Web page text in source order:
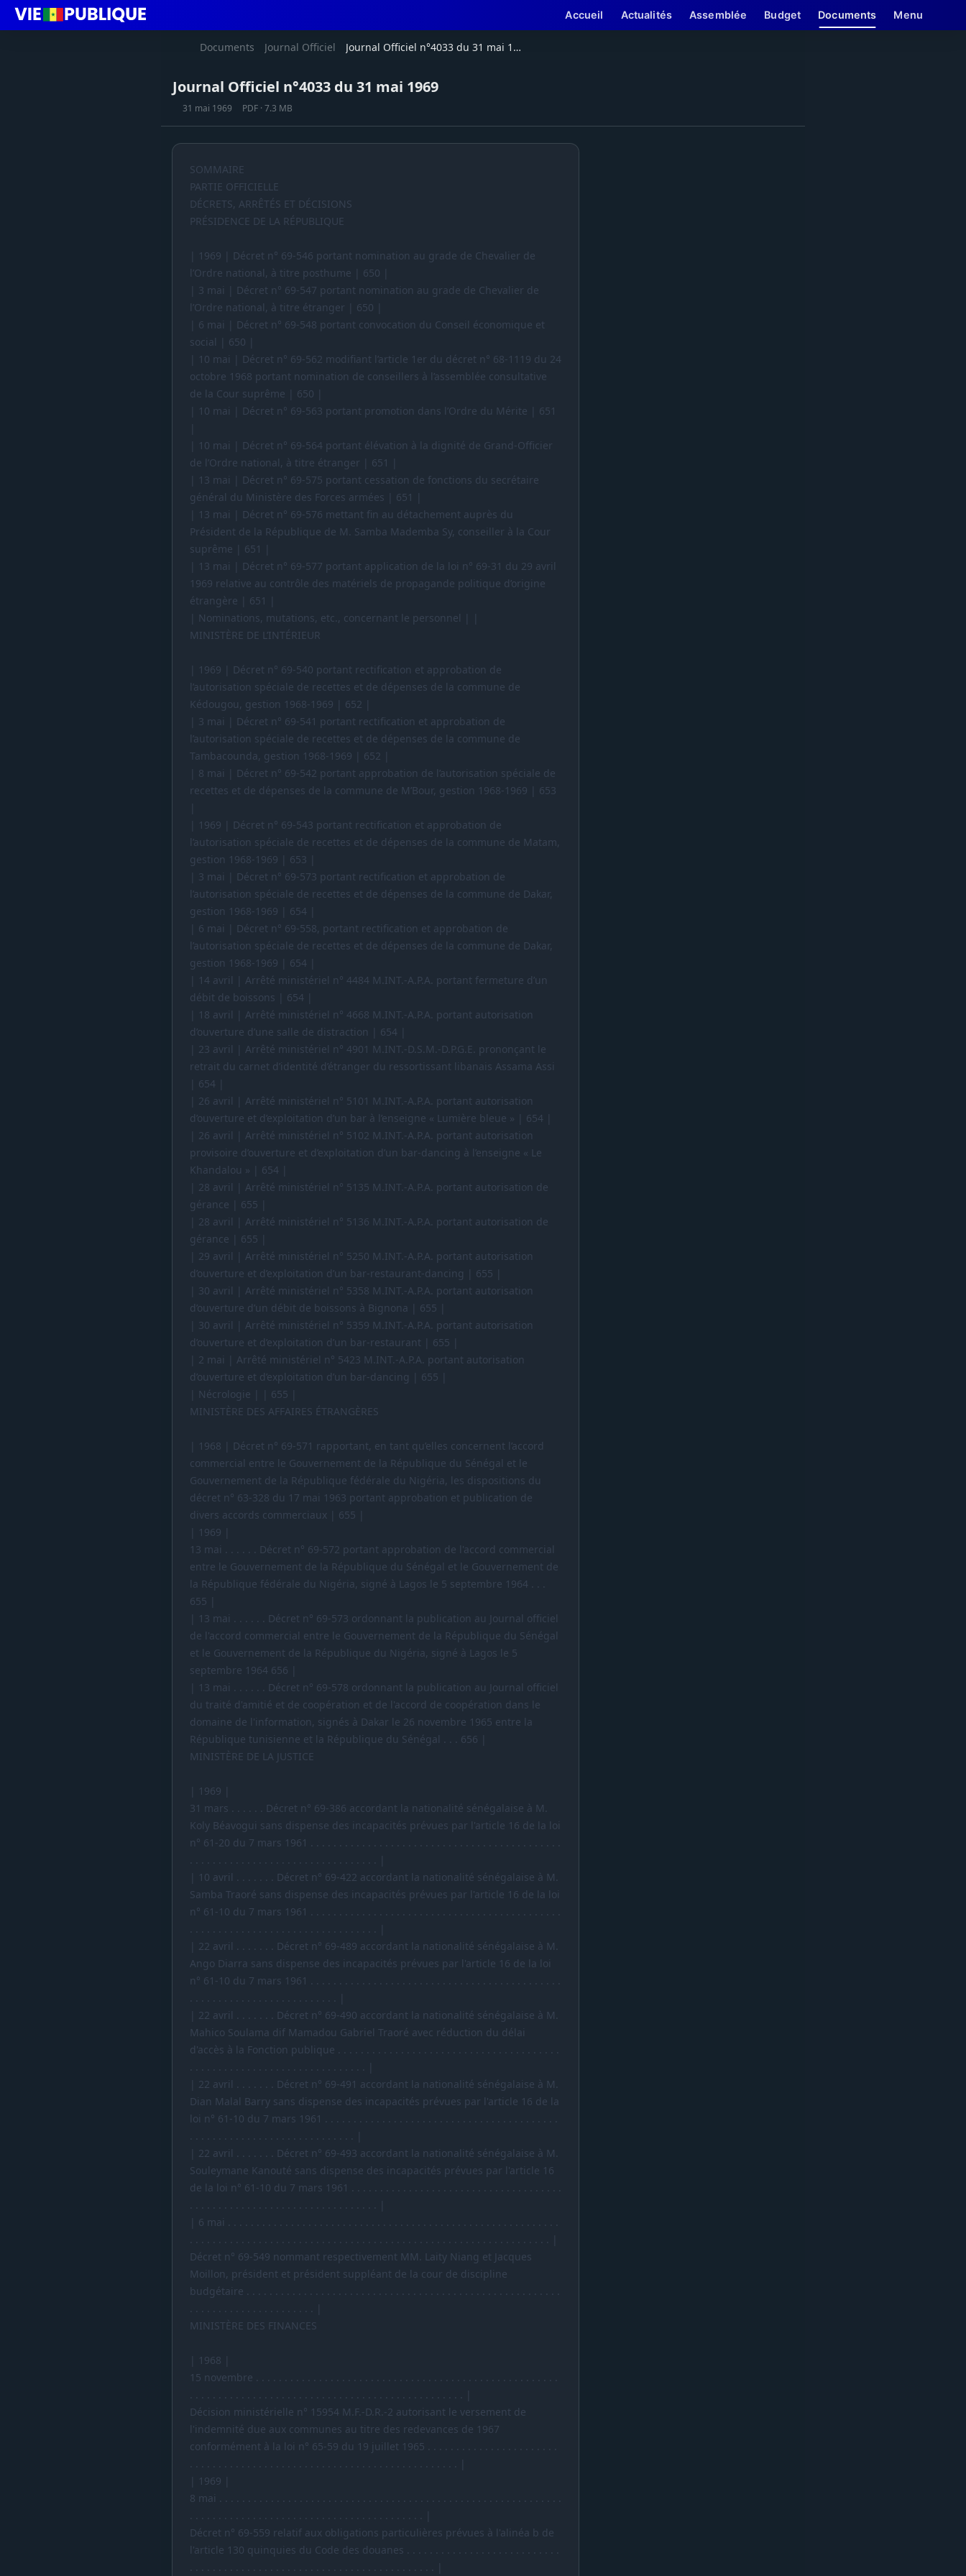
Accueil Actualités Assemblée Budget Documents Menu
Documents Journal Officiel Journal Officiel n°4033 du 31 mai 1969
Journal Officiel n°4033 du 31 mai 1969
31 mai 1969 PDF · 7.3 MB
SOMMAIRE
PARTIE OFFICIELLE
DÉCRETS, ARRÊTÉS ET DÉCISIONS
PRÉSIDENCE DE LA RÉPUBLIQUE
| 1969 | Décret n° 69-546 portant nomination au grade de Chevalier de
l’Ordre national, à titre posthume | 650 |
| 3 mai | Décret n° 69-547 portant nomination au grade de Chevalier de
l’Ordre national, à titre étranger | 650 |
| 6 mai | Décret n° 69-548 portant convocation du Conseil économique et
social | 650 |
| 10 mai | Décret n° 69-562 modifiant l’article 1er du décret n° 68-1119 du 24
octobre 1968 portant nomination de conseillers à l’assemblée consultative
de la Cour suprême | 650 |
| 10 mai | Décret n° 69-563 portant promotion dans l’Ordre du Mérite | 651
| 10 mai | Décret n° 69-564 portant élévation à la dignité de Grand-Officier
de l’Ordre national, à titre étranger | 651 |
| 13 mai | Décret n° 69-575 portant cessation de fonctions du secrétaire
général du Ministère des Forces armées | 651 |
| 13 mai | Décret n° 69-576 mettant fin au détachement auprès du
Président de la République de M. Samba Mademba Sy, conseiller à la Cour
suprême | 651 |
| 13 mai | Décret n° 69-577 portant application de la loi n° 69-31 du 29 avril
1969 relative au contrôle des matériels de propagande politique d’origine
étrangère | 651 |
| Nominations, mutations, etc., concernant le personnel | |
MINISTÈRE DE L’INTÉRIEUR
| 1969 | Décret n° 69-540 portant rectification et approbation de
l’autorisation spéciale de recettes et de dépenses de la commune de
Kédougou, gestion 1968-1969 | 652 |
| 3 mai | Décret n° 69-541 portant rectification et approbation de
l’autorisation spéciale de recettes et de dépenses de la commune de
Tambacounda, gestion 1968-1969 | 652 |
| 8 mai | Décret n° 69-542 portant approbation de l’autorisation spéciale de
recettes et de dépenses de la commune de M’Bour, gestion 1968-1969 | 653
| 1969 | Décret n° 69-543 portant rectification et approbation de
l’autorisation spéciale de recettes et de dépenses de la commune de Matam,
gestion 1968-1969 | 653 |
| 3 mai | Décret n° 69-573 portant rectification et approbation de
l’autorisation spéciale de recettes et de dépenses de la commune de Dakar,
gestion 1968-1969 | 654 |
| 6 mai | Décret n° 69-558, portant rectification et approbation de
l’autorisation spéciale de recettes et de dépenses de la commune de Dakar,
gestion 1968-1969 | 654 |
| 14 avril | Arrêté ministériel n° 4484 M.INT.-A.P.A. portant fermeture d’un
débit de boissons | 654 |
| 18 avril | Arrêté ministériel n° 4668 M.INT.-A.P.A. portant autorisation
d’ouverture d’une salle de distraction | 654 |
| 23 avril | Arrêté ministériel n° 4901 M.INT.-D.S.M.-D.P.G.E. prononçant le
retrait du carnet d’identité d’étranger du ressortissant libanais Assama Assi
| 654 |
| 26 avril | Arrêté ministériel n° 5101 M.INT.-A.P.A. portant autorisation
d’ouverture et d’exploitation d’un bar à l’enseigne « Lumière bleue » | 654 |
| 26 avril | Arrêté ministériel n° 5102 M.INT.-A.P.A. portant autorisation
provisoire d’ouverture et d’exploitation d’un bar-dancing à l’enseigne « Le
Khandalou » | 654 |
| 28 avril | Arrêté ministériel n° 5135 M.INT.-A.P.A. portant autorisation de
gérance | 655 |
| 28 avril | Arrêté ministériel n° 5136 M.INT.-A.P.A. portant autorisation de
gérance | 655 |
| 29 avril | Arrêté ministériel n° 5250 M.INT.-A.P.A. portant autorisation
d’ouverture et d’exploitation d’un bar-restaurant-dancing | 655 |
| 30 avril | Arrêté ministériel n° 5358 M.INT.-A.P.A. portant autorisation
d’ouverture d’un débit de boissons à Bignona | 655 |
| 30 avril | Arrêté ministériel n° 5359 M.INT.-A.P.A. portant autorisation
d’ouverture et d’exploitation d’un bar-restaurant | 655 |
| 2 mai | Arrêté ministériel n° 5423 M.INT.-A.P.A. portant autorisation
d’ouverture et d’exploitation d’un bar-dancing | 655 |
| Nécrologie | | 655 |
MINISTÈRE DES AFFAIRES ÉTRANGÈRES
| 1968 | Décret n° 69-571 rapportant, en tant qu’elles concernent l’accord
commercial entre le Gouvernement de la République du Sénégal et le
Gouvernement de la République fédérale du Nigéria, les dispositions du
décret n° 63-328 du 17 mai 1963 portant approbation et publication de
divers accords commerciaux | 655 |
| 1969 |
13 mai . . . . . . Décret n° 69-572 portant approbation de l'accord commercial
entre le Gouvernement de la République du Sénégal et le Gouvernement de
la République fédérale du Nigéria, signé à Lagos le 5 septembre 1964 . . .
655 |
| 13 mai . . . . . . Décret n° 69-573 ordonnant la publication au Journal officiel
de l'accord commercial entre le Gouvernement de la République du Sénégal
et le Gouvernement de la République du Nigéria, signé à Lagos le 5
septembre 1964 656 |
| 13 mai . . . . . . Décret n° 69-578 ordonnant la publication au Journal officiel
du traité d'amitié et de coopération et de l'accord de coopération dans le
domaine de l'information, signés à Dakar le 26 novembre 1965 entre la
République tunisienne et la République du Sénégal . . . 656 |
MINISTÈRE DE LA JUSTICE
| 1969 |
31 mars . . . . . . Décret n° 69-386 accordant la nationalité sénégalaise à M.
Koly Béavogui sans dispense des incapacités prévues par l'article 16 de la loi
n° 61-20 du 7 mars 1961 . . . . . . . . . . . . . . . . . . . . . . . . . . . . . . . . . . . . . . . . . . . .
| 10 avril . . . . . . . Décret n° 69-422 accordant la nationalité sénégalaise à M.
Samba Traoré sans dispense des incapacités prévues par l'article 16 de la loi
n° 61-10 du 7 mars 1961 . . . . . . . . . . . . . . . . . . . . . . . . . . . . . . . . . . . . . . . . . . . .
| 22 avril . . . . . . . Décret n° 69-489 accordant la nationalité sénégalaise à M.
Ango Diarra sans dispense des incapacités prévues par l'article 16 de la loi
n° 61-10 du 7 mars 1961 . . . . . . . . . . . . . . . . . . . . . . . . . . . . . . . . . . . . . . . . . . . .
| 22 avril . . . . . . . Décret n° 69-490 accordant la nationalité sénégalaise à M.
Mahico Soulama dif Mamadou Gabriel Traoré avec réduction du délai
d'accès à la Fonction publique . . . . . . . . . . . . . . . . . . . . . . . . . . . . . . . . . . . . . . .
| 22 avril . . . . . . . Décret n° 69-491 accordant la nationalité sénégalaise à M.
Dian Malal Barry sans dispense des incapacités prévues par l'article 16 de la
loi n° 61-10 du 7 mars 1961 . . . . . . . . . . . . . . . . . . . . . . . . . . . . . . . . . . . . . . . . .
| 22 avril . . . . . . . Décret n° 69-493 accordant la nationalité sénégalaise à M.
Souleymane Kanouté sans dispense des incapacités prévues par l'article 16
de la loi n° 61-10 du 7 mars 1961 . . . . . . . . . . . . . . . . . . . . . . . . . . . . . . . . . . . . .
| 6 mai . . . . . . . . . . . . . . . . . . . . . . . . . . . . . . . . . . . . . . . . . . . . . . . . . . . . . . . . . .
Décret n° 69-549 nommant respectivement MM. Laity Niang et Jacques
Moillon, président et président suppléant de la cour de discipline
budgétaire . . . . . . . . . . . . . . . . . . . . . . . . . . . . . . . . . . . . . . . . . . . . . . . . . . . . . . .
MINISTÈRE DES FINANCES
| 1968 |
15 novembre . . . . . . . . . . . . . . . . . . . . . . . . . . . . . . . . . . . . . . . . . . . . . . . . . . . . .
Décision ministérielle n° 15954 M.F.-D.R.-2 autorisant le versement de
l'indemnité due aux communes au titre des redevances de 1967
conformément à la loi n° 65-59 du 19 juillet 1965 . . . . . . . . . . . . . . . . . . . . . . .
| 1969 |
8 mai . . . . . . . . . . . . . . . . . . . . . . . . . . . . . . . . . . . . . . . . . . . . . . . . . . . . . . . . . . . .
Décret n° 69-559 relatif aux obligations particulières prévues à l'alinéa b de
l'article 130 quinquies du Code des douanes . . . . . . . . . . . . . . . . . . . . . . . . . . .